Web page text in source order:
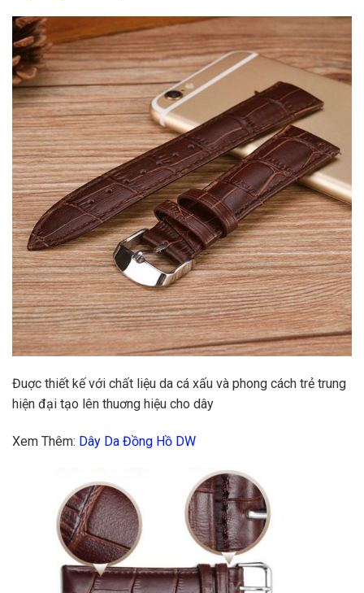
Đuợc thiết kế với chất liệu da cá xấu và phong cách trẻ trung
hiện đại tạo lên thuơng hiệu cho dây
Xem Thêm: Dây Da Đồng Hồ DW